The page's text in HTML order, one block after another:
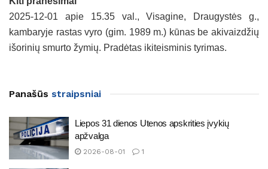
2025-12-01 apie 15.35 val., Visagine, Draugystės g.,
kambaryje rastas vyro (gim. 1989 m.) kūnas be akivaizdžių
išorinių smurto žymių. Pradėtas ikiteisminis tyrimas.
Panašūs straipsniai
Liepos 31 dienos Utenos apskrities įvykių
apžvalga
2026-08-01 1